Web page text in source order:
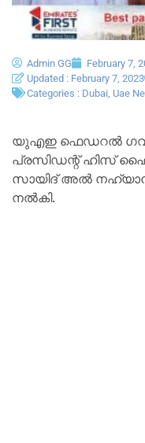
Admin GG February 7,
Updated : February 7, 2023
Categories : Dubai Uae
യുഎഇ ഫെഡറൽ
പ്രസിഡന്റ് ഹിസ്
സായിദ് അൽ
നൽകി.